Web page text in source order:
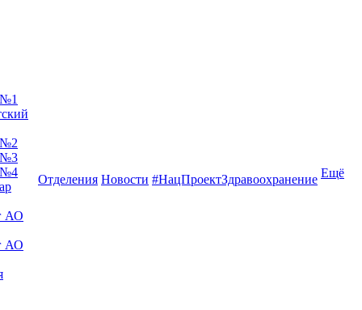
№2
№3
№4
АО
АО
Отделения Новости #НацПроектЗдравоохранение Ещё